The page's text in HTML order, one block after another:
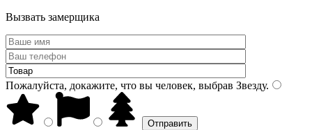
Вызвать замерщика
Пожалуйста, докажите, что вы человек, выбрав Звезду.